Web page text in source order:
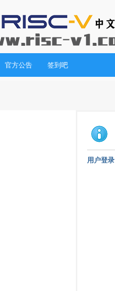
官方公告 签到吧
用户登录